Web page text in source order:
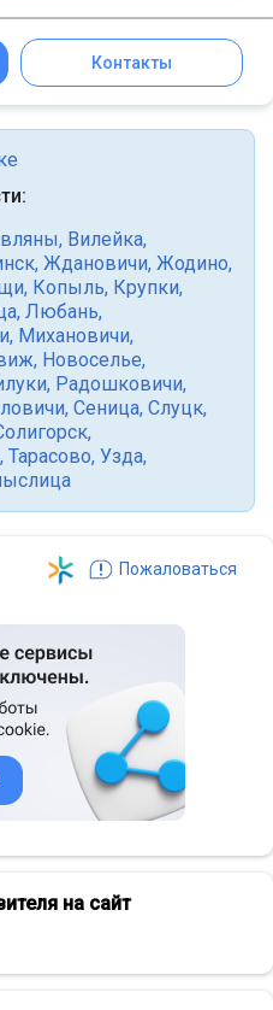
Контакты
, Вилейка,
, Ждановичи, Жодино,
, Копыль, Крупки,
, Любань,
, Михановичи,
, Новоселье,
, Радошковичи,
, Сеница, Слуцк,
,
, Тарасово, Узда,
Пожаловаться
на сайт